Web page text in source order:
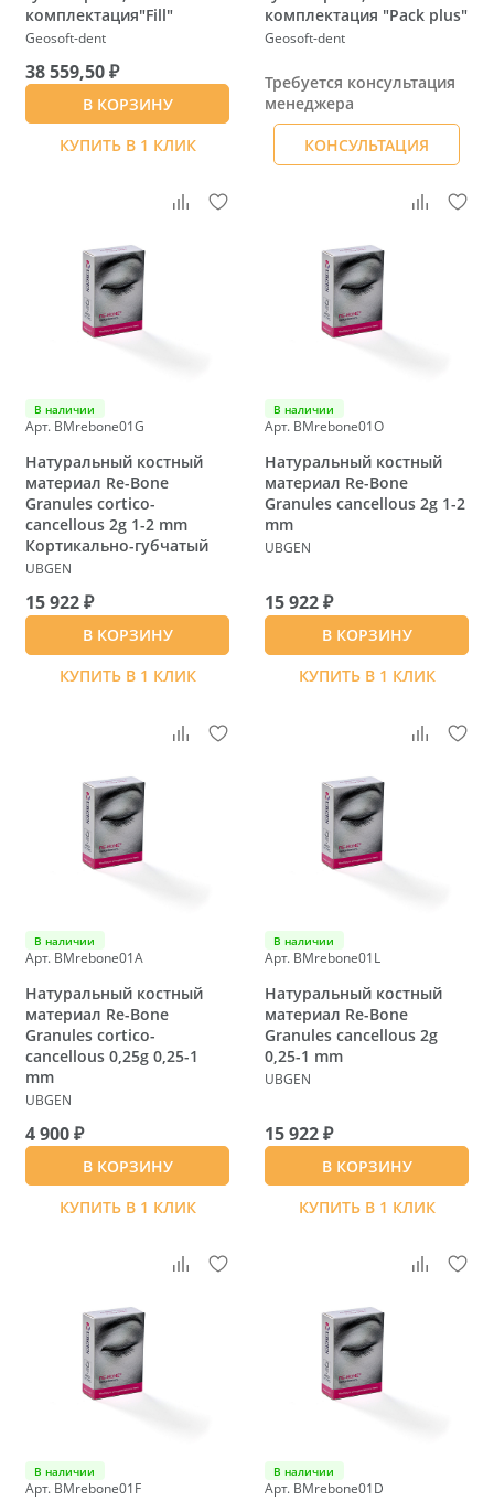
комплектация"Fill"
Geosoft-dent
38 559,50 ₽
В КОРЗИНУ
КУПИТЬ В 1 КЛИК
комплектация "Pack plus"
Geosoft-dent
Требуется консультация
менеджера
КОНСУЛЬТАЦИЯ
В наличии
Арт. BMrebone01G
Натуральный костный
материал Re-Bone
Granules cortico-
cancellous 2g 1-2 mm
Кортикально-губчатый
UBGEN
15 922 ₽
В КОРЗИНУ
КУПИТЬ В 1 КЛИК
В наличии
Арт. BMrebone01O
Натуральный костный
материал Re-Bone
Granules cancellous 2g 1-2
mm
UBGEN
15 922 ₽
В КОРЗИНУ
КУПИТЬ В 1 КЛИК
В наличии
Арт. BMrebone01A
Натуральный костный
материал Re-Bone
Granules cortico-
cancellous 0,25g 0,25-1
mm
UBGEN
4 900 ₽
В КОРЗИНУ
КУПИТЬ В 1 КЛИК
В наличии
Арт. BMrebone01L
Натуральный костный
материал Re-Bone
Granules cancellous 2g
0,25-1 mm
UBGEN
15 922 ₽
В КОРЗИНУ
КУПИТЬ В 1 КЛИК
В наличии
Арт. BMrebone01F
В наличии
Арт. BMrebone01D